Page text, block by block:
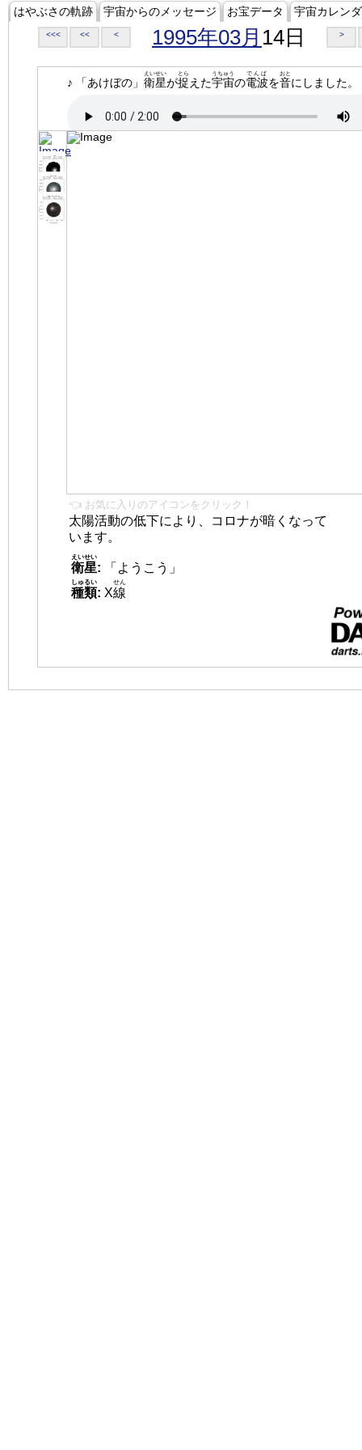
はやぶさの軌跡 宇宙からのメッセージ お宝データ 宇宙カレン
<<< << < 1995年03月 14日 >
♪ 「あけぼの」 衛星
えいせい
が捉
とら
えた宇宙
うちゅう
の電波
でんぱ
を音
おと
にしました。
👈 お気に入りのアイコンをクリック！
太陽活動の低下により、コロナが暗くなって
います。
衛星
えいせい
:
「ようこう」
種類
しゅるい
: X線
せん